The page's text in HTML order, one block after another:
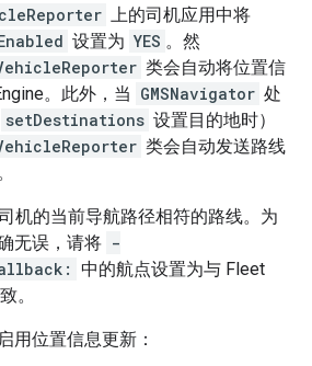
上的司机应用中将
设置为 YES 。然
类会自动将位置信
。此外，当 GMSNavigator 处
setDestinations 设置目的地时）
类会自动发送路线
机的当前导航路径相符的路线。为
无误，请将 -
中的航点设置为与 Fleet
。
用位置信息更新：